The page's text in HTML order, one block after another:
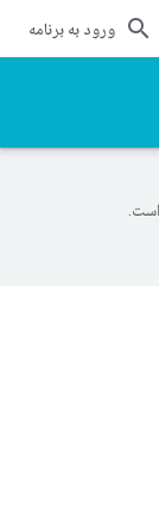
ورود به برنامه